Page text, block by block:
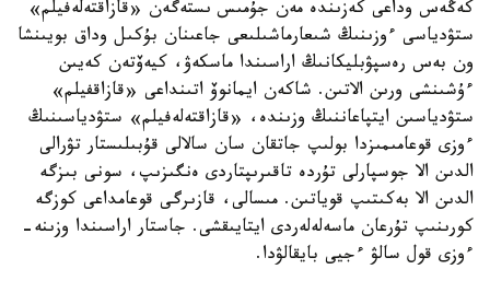
كەڭەس وداعى كەزىندە مەن جۇمىس ىستەگەن «قازاقتەلەفيلم»
ستۋدياسى ءوزىنىڭ شىعارماشىلىعى جاعىنان بۇكىل وداق بويىنشا
ون بەس رەسپۋبليكانىڭ اراسىندا ماسكەۋ، كيەۆتەن كەيىن
ءۇشىنشى ورىن الاتىن. شاكەن ايمانوۆ اتىنداعى «قازاقفيلم»
ستۋدياسىن ايتپاعاننىڭ وزىندە، «قازاقتەلەفيلم» ستۋدياسىنىڭ
ءوزى قوعامىمىزدا بولىپ جاتقان سان سالالى قۇبىلىستار تۋرالى
الدىن الا جوسپارلى تۇردە تاقىرىپتاردى ەنگىزىپ، سونى بىزگە
الدىن الا بەكىتىپ قوياتىن. مىسالى، قازىرگى قوعامداعى كوزگە
كورىنىپ تۇرعان ماسەلەلەردى ايتايىقشى. جاستار اراسىندا وزىنە-
ءوزى قول سالۋ ءجيى بايقالۋدا.